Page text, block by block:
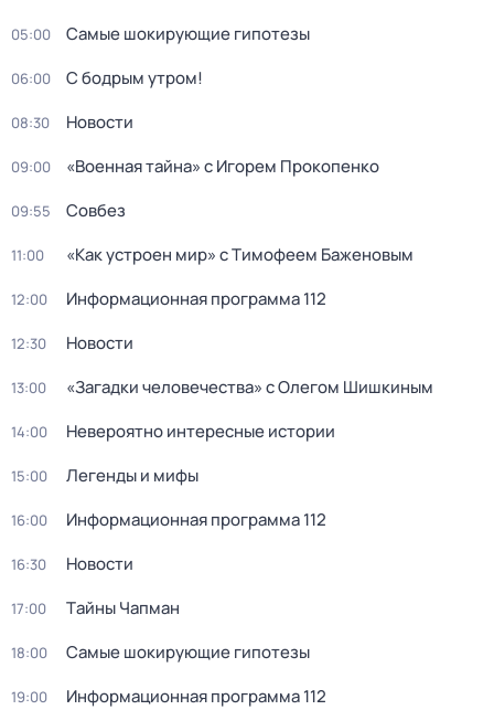
05:00 Самые шoкиpующие гипотезы
06:00 С бодрым утром!
08:30 Новости
09:00 «Военная тайна» с Игорем Прокопенко
09:55 Совбез
11:00 «Как устроен мир» с Тимофеем Баженовым
12:00 Информационная программа 112
12:30 Новости
13:00 «Загадки человечества» с Олегом Шишкиным
14:00 Невероятно интересные истории
15:00 Легенды и мифы
16:00 Информационная программа 112
16:30 Новости
17:00 Тaйны Чапман
18:00 Самые шoкиpующие гипотезы
19:00 Информационная программа 112